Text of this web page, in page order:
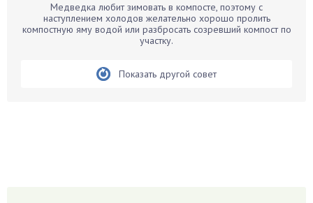
Бархатцы
Бегония
Медведка любит зимовать в компосте, поэтому с
наступлением холодов желательно хорошо пролить
компостную яму водой или разбросать созревший компост по
участку.
Показать другой совет